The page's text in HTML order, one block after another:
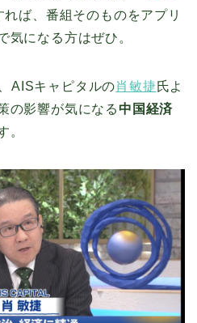
れば、番組そのものをアプリ
気になる方はぜひ。
AISキャピタルの肖敏捷 氏よ
の影響が気になる中国経済
。